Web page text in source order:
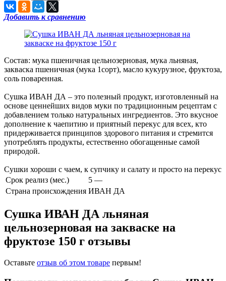
Добавить к сравнению
Состав: мука пшеничная цельнозерновая, мука льняная,
закваска пшеничная (мука 1сорт), масло кукурузное, фруктоза,
соль поваренная.
Сушка ИВАН ДА – это полезный продукт, изготовленный на
основе ценнейших видов муки по традиционным рецептам с
добавлением только натуральных ингредиентов. Это вкусное
дополнение к чаепитию и приятный перекус для всех, кто
придерживается принципов здорового питания и стремится
употреблять продукты, естественно обогащенные самой
природой.
Сушки хороши с чаем, к супчику и салату и просто на перекус
Срок реализ (мес.)
5 —
Страна происхождения ИВАН ДА
Сушка ИВАН ДА льняная
цельнозерновая на закваске на
фруктозе 150 г отзывы
Оставьте отзыв об этом товаре первым!